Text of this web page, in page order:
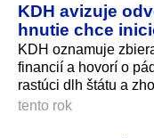
KDH avizuje
hnutie chce
KDH oznamuje
financií a hovorí o
rastúci dlh štátu a
tento rok